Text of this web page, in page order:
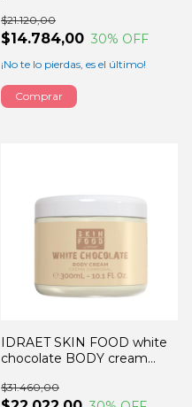
$14.784,00
$21.120,00
30% OFF
¡No te lo pierdas, es el último!
IDRAET SKIN FOOD white
chocolate BODY cream
$31.460,00